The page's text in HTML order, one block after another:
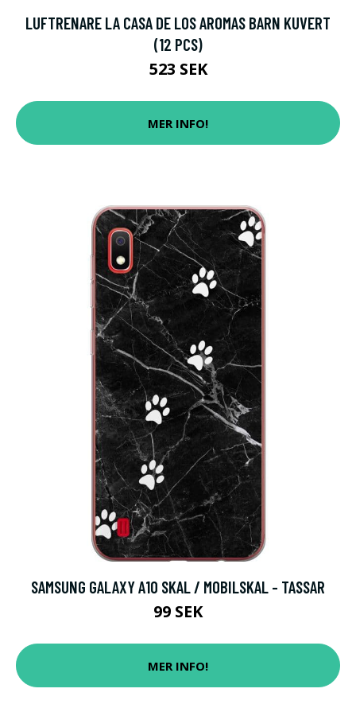
LUFTRENARE LA CASA DE LOS AROMAS BARN KUVERT
(12 PCS)
523 SEK
MER INFO!
SAMSUNG GALAXY A10 SKAL / MOBILSKAL - TASSAR
99 SEK
MER INFO!